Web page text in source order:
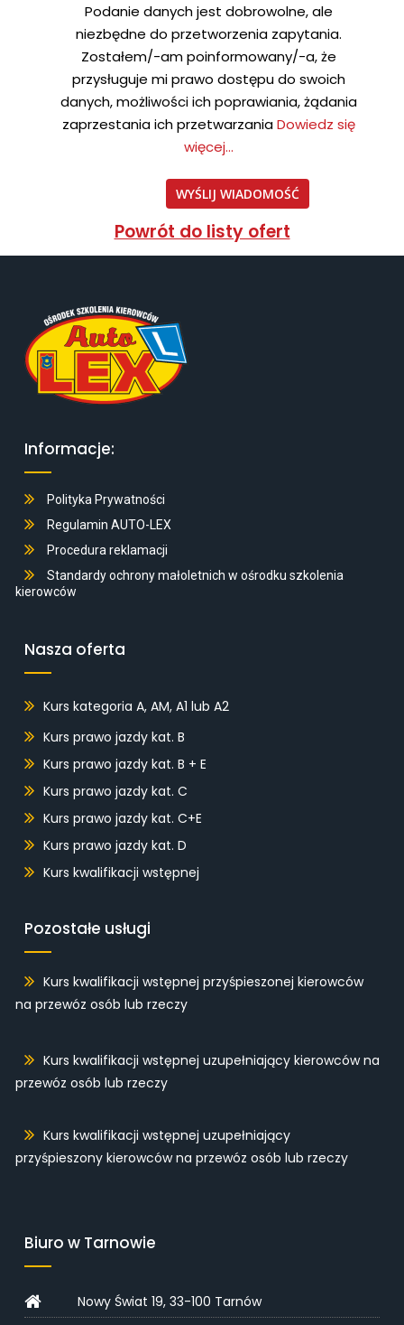
Podanie danych jest dobrowolne, ale
niezbędne do przetworzenia zapytania.
Zostałem/-am poinformowany/-a, że
przysługuje mi prawo dostępu do swoich
danych, możliwości ich poprawiania, żądania
zaprzestania ich przetwarzaniaDowiedz się
więcej...
Powrót do listy ofert
Informacje:
Polityka Prywatności
Regulamin AUTO-LEX
Procedura reklamacji
Standardy ochrony małoletnich w ośrodku szkolenia
kierowców
Nasza oferta
Kurs kategoria A, AM, A1 lub A2
Kurs prawo jazdy kat. B
Kurs prawo jazdy kat. B + E
Kurs prawo jazdy kat. C
Kurs prawo jazdy kat. C+E
Kurs prawo jazdy kat. D
Kurs kwalifikacji wstępnej
Pozostałe usługi
Kurs kwalifikacji wstępnej przyśpieszonej kierowców
na przewóz osób lub rzeczy
Kurs kwalifikacji wstępnej uzupełniający kierowców na
przewóz osób lub rzeczy
Kurs kwalifikacji wstępnej uzupełniający
przyśpieszony kierowców na przewóz osób lub rzeczy
Biuro w Tarnowie
Nowy Świat 19, 33-100 Tarnów